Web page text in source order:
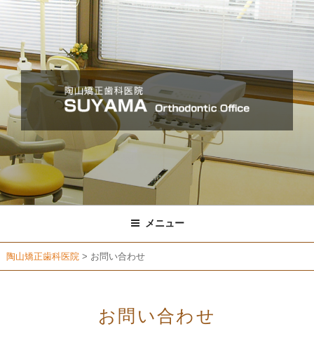
コ
ン
ン
ツ
ス
キ
ッ
プ
メニュー
陶山矯正歯科医院 > お問い合わせ
お問い合わせ